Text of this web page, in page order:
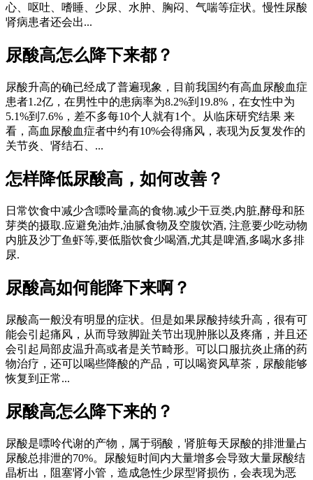
心、呕吐、嗜睡、少尿、水肿、胸闷、气喘等症状。慢性尿酸
肾病患者还会出...
尿酸高怎么降下来都？
尿酸升高的确已经成了普遍现象，目前我国约有高血尿酸血症
患者1.2亿，在男性中的患病率为8.2%到19.8%，在女性中为
5.1%到7.6%，差不多每10个人就有1个。从临床研究结果 来
看，高血尿酸血症者中约有10%会得痛风，表现为反复发作的
关节炎、肾结石、...
怎样降低尿酸高，如何改善？
日常饮食中减少含嘌呤量高的食物.减少干豆类,内脏,酵母和胚
芽类的摄取.应避免油炸,油腻食物及空腹饮酒, 注意要少吃动物
内脏及沙丁鱼虾等,要低脂饮食少喝酒,尤其是啤酒,多喝水多排
尿.
尿酸高如何能降下来啊？
尿酸高一般没有明显的症状。但是如果尿酸持续升高，很有可
能会引起痛风，从而导致脚趾关节出现肿胀以及疼痛，并且还
会引起局部皮温升高或者是关节畸形。可以口服抗炎止痛的药
物治疗，还可以喝些降酸的产品，可以喝资风草茶，尿酸能够
恢复到正常...
尿酸高怎么降下来的？
尿酸是嘌呤代谢的产物，属于弱酸，肾脏每天尿酸的排泄量占
尿酸总排泄的70%。尿酸短时间内大量增多会导致大量尿酸结
晶析出，阻塞肾小管，造成急性少尿型肾损伤，会表现为恶